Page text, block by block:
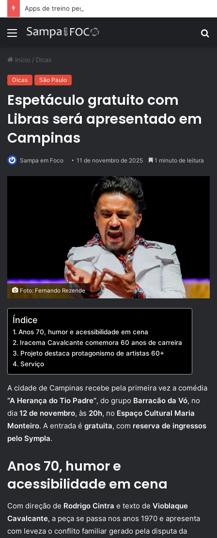
Menu
Início / Dicas
Dicas São Paulo
Espetáculo gratuito com
Libras será apresentado em
Campinas
Sampa em Foco 11 de novembro de 2025 1 minuto de leitura
Foto: Fernando Rezende
Índice
Anos 70, humor e acessibilidade em cena
Iracema Cavalcante comemora 60 anos de carreira
Projeto destaca protagonismo de artistas 60+
Serviço
A cidade de Campinas recebe pela primeira vez a comédia
“A Herança do Tio Padre”, do grupo Barracão da Vó, no
dia 12 de novembro, às 20h, no Espaço Cultural Maria
Monteiro. A entrada é gratuita, com reserva de ingressos
pelo Sympla.
Anos 70, humor e
acessibilidade em cena
Com direção de Rodrigo Cintra e texto de Vioblaque
Cavalcante, a peça se passa nos anos 1970 e apresenta
com leveza o conflito familiar gerado pela disputa da